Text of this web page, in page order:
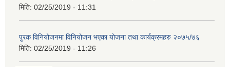
मिति: 02/25/2019 - 11:31
पुरक विनियोजनमा विनियोजन भएका योजना तथा कार्यक्रमहरु २०७५/७६
मिति: 02/25/2019 - 11:26